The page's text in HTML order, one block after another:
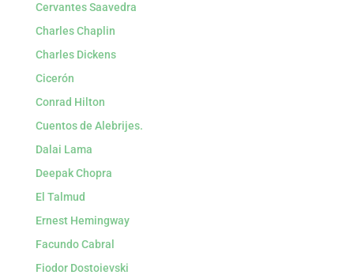
Cervantes Saavedra
Charles Chaplin
Charles Dickens
Cicerón
Conrad Hilton
Cuentos de Alebrijes.
Dalai Lama
Deepak Chopra
El Talmud
Ernest Hemingway
Facundo Cabral
Fiodor Dostoievski